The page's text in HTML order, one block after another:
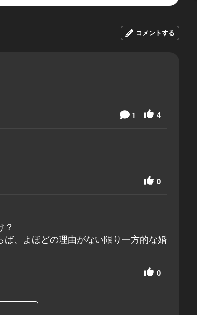
コメントする
4
1
0
？
、よほどの理由がない限り一方的な婚
0